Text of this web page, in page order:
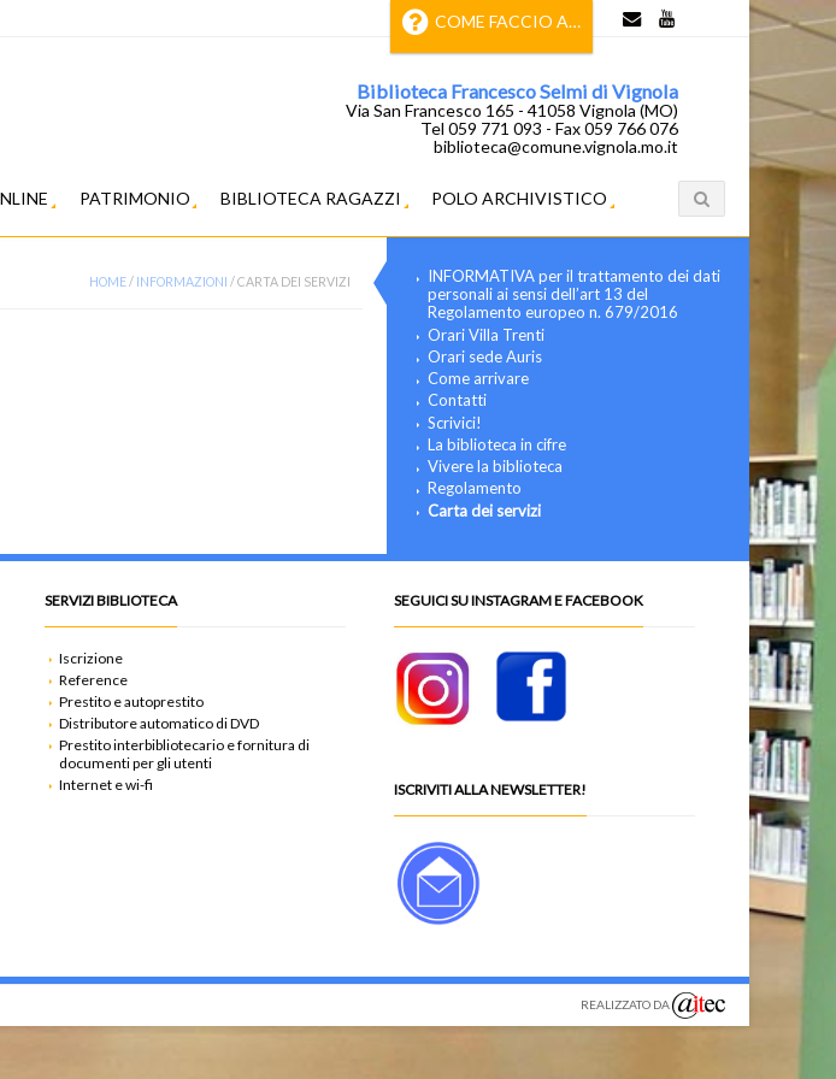
COME FACCIO A…
Biblioteca Francesco Selmi di Vignola
Via San Francesco 165 - 41058 Vignola (MO)
Tel 059 771 093 - Fax 059 766 076
biblioteca@comune.vignola.mo.it
PATRIMONIO BIBLIOTECA RAGAZZI POLO ARCHIVISTICO
INFORMATIVA per il trattamento dei dati
personali ai sensi dell’art 13 del
Regolamento europeo n. 679/2016
Orari Villa Trenti
Orari sede Auris
Come arrivare
Contatti
Scrivici!
La biblioteca in cifre
Vivere la biblioteca
Regolamento
Carta dei servizi
HOME/ INFORMAZIONI /CARTA DEI SERVIZI
SERVIZI BIBLIOTECA
Iscrizione
Reference
Prestito e autoprestito
Distributore automatico di DVD
Prestito interbibliotecario e fornitura di
documenti per gli utenti
Internet e wi-fi
SEGUICI SU INSTAGRAM E FACEBOOK
ISCRIVITI ALLA NEWSLETTER!
REALIZZATO DA